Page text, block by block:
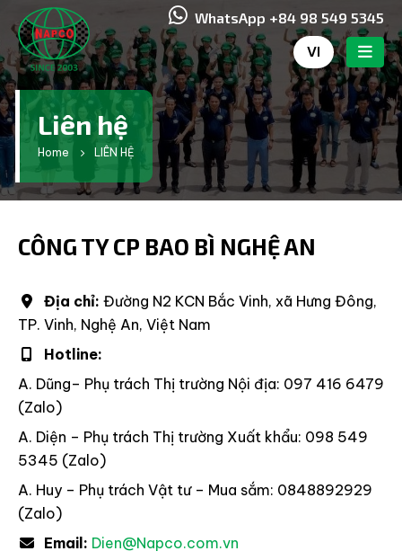
WhatsApp +84 98 549 5345
VI
Liên hệ
Home LIÊN HỆ
CÔNG TY CP BAO BÌ NGHỆ AN
Địa chỉ: Đường N2 KCN Bắc Vinh, xã Hưng Đông,
TP. Vinh, Nghệ An, Việt Nam
Hotline:
A. Dũng– Phụ trách Thị trường Nội địa: 097 416 6479
(Zalo)
A. Diện – Phụ trách Thị trường Xuất khẩu: 098 549
5345 (Zalo)
A. Huy – Phụ trách Vật tư – Mua sắm: 0848892929
(Zalo)
Email: Dien@Napco.com.vn